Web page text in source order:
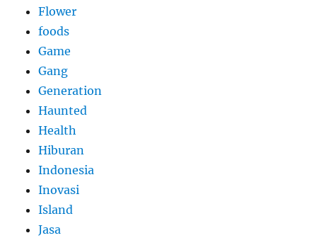
Flower
foods
Game
Gang
Generation
Haunted
Health
Hiburan
Indonesia
Inovasi
Island
Jasa